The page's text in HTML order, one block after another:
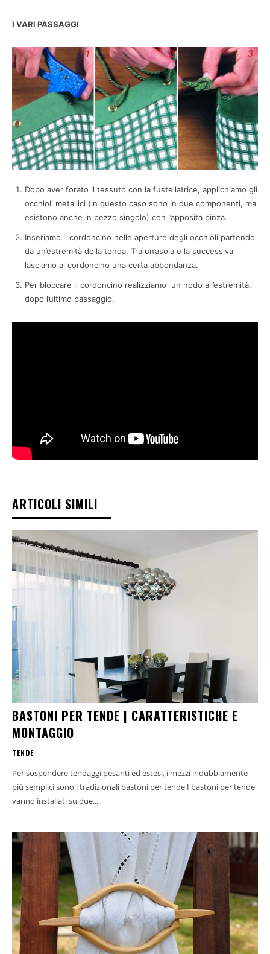
I VARI PASSAGGI
Dopo aver forato il tessuto con la fustellatrice, applichiamo gli
occhioli metallici (in questo caso sono in due componenti, ma
esistono anche in pezzo singolo) con l’apposita pinza.
Inseriamo il cordoncino nelle aperture degli occhioli partendo
da un’estremità della tenda. Tra un’asola e la successiva
lasciamo al cordoncino una certa abbondanza.
Per bloccare il cordoncino realizziamo un nodo all’estremità,
dopo l’ultimo passaggio.
ARTICOLI SIMILI
BASTONI PER TENDE | CARATTERISTICHE E
MONTAGGIO
TENDE
Per sospendere tendaggi pesanti ed estesi, i mezzi indubbiamente
più semplici sono i tradizionali bastoni per tende I bastoni per tende
vanno installati su due...